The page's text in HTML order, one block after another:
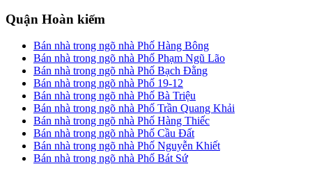
Quận Hoàn kiếm
Bán nhà trong ngõ nhà Phố Hàng Bông
Bán nhà trong ngõ nhà Phố Phạm Ngũ Lão
Bán nhà trong ngõ nhà Phố Bạch Đằng
Bán nhà trong ngõ nhà Phố 19-12
Bán nhà trong ngõ nhà Phố Bà Triệu
Bán nhà trong ngõ nhà Phố Trần Quang Khải
Bán nhà trong ngõ nhà Phố Hàng Thiếc
Bán nhà trong ngõ nhà Phố Cầu Đất
Bán nhà trong ngõ nhà Phố Nguyễn Khiết
Bán nhà trong ngõ nhà Phố Bát Sứ